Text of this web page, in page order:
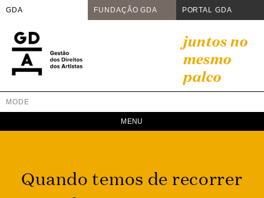
GDA FUNDAÇÃO GDA PORTAL GDA
content
juntos no
mesmo
palco
GDA
Juntos no mesmo palco
MODE
Quando temos de recorrer